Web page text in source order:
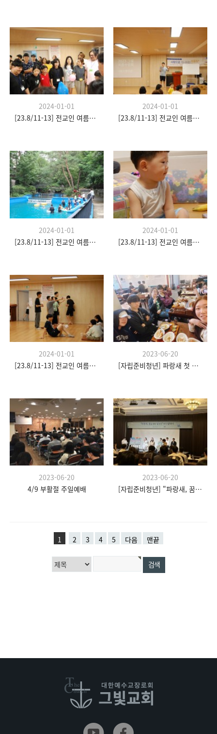
2024-01-01
[23.8/11-13] 전교인 여름수련회
2024-01-01
[23.8/11-13] 전교인 여름수련회
2024-01-01
[23.8/11-13] 전교인 여름수련회
2024-01-01
[23.8/11-13] 전교인 여름수련회
2024-01-01
[23.8/11-13] 전교인 여름수련회
2023-06-20
[자립준비청년] 파랑새 첫 모임
2023-06-20
4/9 부활절 주일예배
2023-06-20
[자립준비청년] "파랑새, 꿈을 향한 날갯짓" 발대식
1 2 3 4 5 다음 맨끝